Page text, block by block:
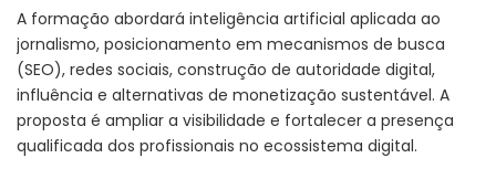
A formação abordará inteligência artificial aplicada ao
jornalismo, posicionamento em mecanismos de busca
(SEO), redes sociais, construção de autoridade digital,
influência e alternativas de monetização sustentável. A
proposta é ampliar a visibilidade e fortalecer a presença
qualificada dos profissionais no ecossistema digital.